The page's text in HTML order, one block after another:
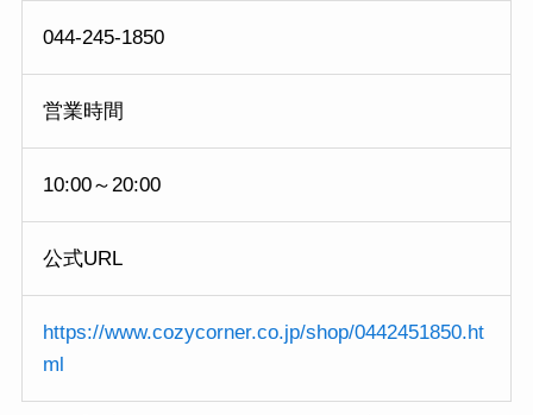
044-245-1850
営業時間
10:00～20:00
公式URL
https://www.cozycorner.co.jp/shop/0442451850.ht
ml